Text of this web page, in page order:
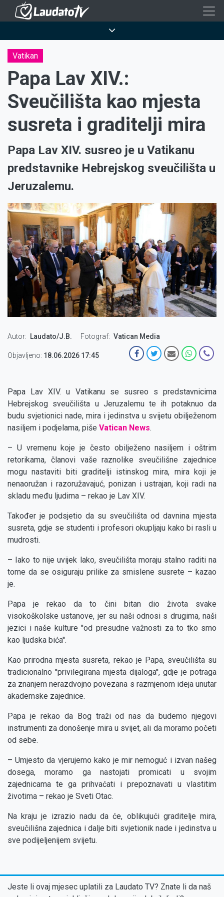
Skoči
sadržaj
Vatikan
Papa Lav XIV.:
Sveučilišta kao mjesta
susreta i graditelji mira
Papa Lav XIV. susreo je u Vatikanu
predstavnike Hebrejskog sveučilišta u
Jeruzalemu.
Autor Laudato/J.B. Fotograf Vatican Media
Objavljeno: 18.06.2026 17:45
Papa Lav XIV. u Vatikanu se susreo s predstavnicima
Hebrejskog sveučilišta u Jeruzalemu te ih potaknuo da
budu svjetionici nade, mira i jedinstva u svijetu obilježenom
nasiljem i podjelama, piše Vatican News.
– U vremenu koje je često obilježeno nasiljem i oštrim
retorikama, članovi vaše raznolike sveučilišne zajednice
mogu nastaviti biti graditelji istinskog mira, mira koji je
nenaoružan i razoružavajuć, ponizan i ustrajan, koji radi na
skladu među ljudima – rekao je Lav XIV.
Također je podsjetio da su sveučilišta od davnina mjesta
susreta, gdje se studenti i profesori okupljaju kako bi rasli u
mudrosti.
– Iako to nije uvijek lako, sveučilišta moraju stalno raditi na
tome da se osiguraju prilike za smislene susrete – kazao
je.
Papa je rekao da to čini bitan dio života svake
visokoškolske ustanove, jer su naši odnosi s drugima, naši
jezici i naše kulture ''od presudne važnosti za to tko smo
kao ljudska bića''.
Kao prirodna mjesta susreta, rekao je Papa, sveučilišta su
tradicionalno ''privilegirana mjesta dijaloga'', gdje je potraga
za znanjem nerazdvojno povezana s razmjenom ideja unutar
akademske zajednice.
Papa je rekao da Bog traži od nas da budemo njegovi
instrumenti za donošenje mira u svijet, ali da moramo početi
od sebe.
– Umjesto da vjerujemo kako je mir nemoguć i izvan našeg
dosega, moramo ga nastojati promicati u svojim
zajednicama te ga prihvaćati i prepoznavati u vlastitim
životima – rekao je Sveti Otac.
Na kraju je izrazio nadu da će, oblikujući graditelje mira,
sveučilišna zajednica i dalje biti svjetionik nade i jedinstva u
sve podijeljenijem svijetu.
Jeste li ovaj mjesec uplatili za Laudato TV? Znate li da naš